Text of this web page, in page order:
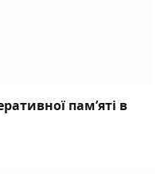
пам’яті в